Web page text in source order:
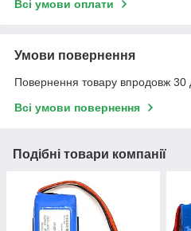
Всі умови оплати
Умови повернення
Повернення товару впродовж 30
Всі умови повернення
Подібні товари компанії